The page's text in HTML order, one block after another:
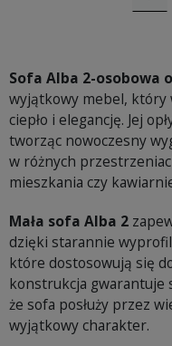
Sofa Alba 2-osobowa
wyjątkowy mebel, który
ciepło i elegancję. Jej
tworząc nowoczesny
w różnych
mieszkania czy
Mała sofa Alba 2
dzięki starannie
które dostosowują się
konstrukcja gwarantuje
że sofa posłuży przez
wyjątkowy charakter.